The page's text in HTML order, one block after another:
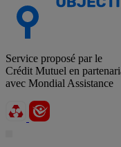
Service proposé par le
Crédit Mutuel en
avec Mondial Assistance